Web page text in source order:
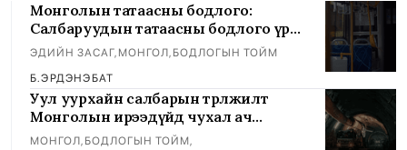
Монголын татаасны бодлого:
Салбаруудын татаасны бодлого үр
ашигтай хэрэгжиж байна уу?
ЭДИЙН ЗАСАГ, МОНГОЛ, БОДЛОГЫН ТОЙМ
Б.ЭРДЭНЭБАТ
Уул уурхайн салбарын төрөлжилт
Монголын ирээдүйд чухал ач
холбогдолтой
МОНГОЛ, БОДЛОГЫН ТОЙМ,